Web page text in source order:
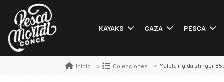
KAYAKS CAZA PESCA
Inicio Colecciones Maleta rigida stinger